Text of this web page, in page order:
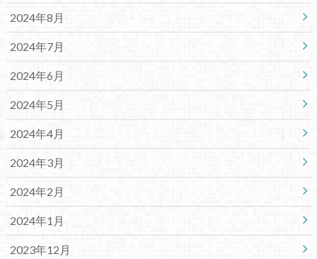
2024年8月
2024年7月
2024年6月
2024年5月
2024年4月
2024年3月
2024年2月
2024年1月
2023年12月